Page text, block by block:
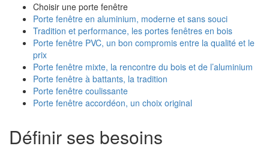
Choisir une porte fenêtre
Porte fenêtre en aluminium, moderne et sans souci
Tradition et performance, les portes fenêtres en bois
Porte fenêtre PVC, un bon compromis entre la qualité et le
prix
Porte fenêtre mixte, la rencontre du bois et de l’aluminium
Porte fenêtre à battants, la tradition
Porte fenêtre coulissante
Porte fenêtre accordéon, un choix original
Définir ses besoins